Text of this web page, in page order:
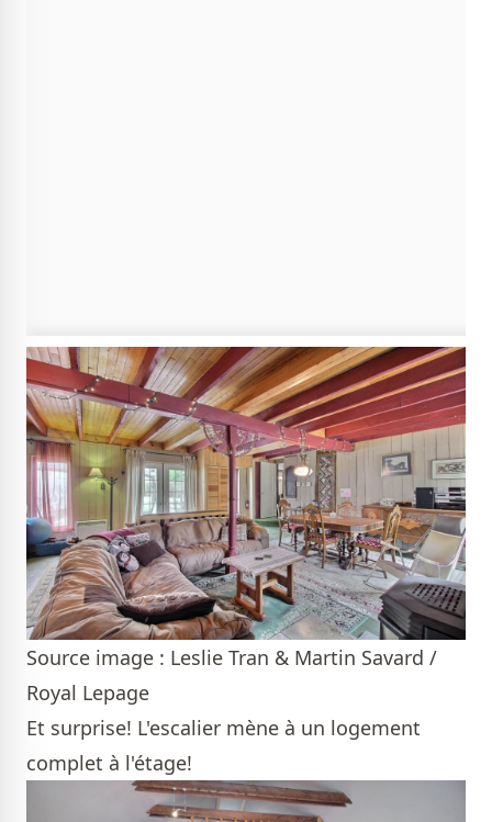
Source image : Leslie Tran & Martin Savard /
Royal Lepage
Et surprise! L'escalier mène à un logement
complet à l'étage!